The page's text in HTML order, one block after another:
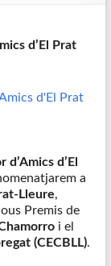
d’El Prat
d’El
a
Lleure,
Premis de
i el
(CECBLL).